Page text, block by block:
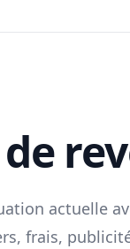
actuelle
frais,